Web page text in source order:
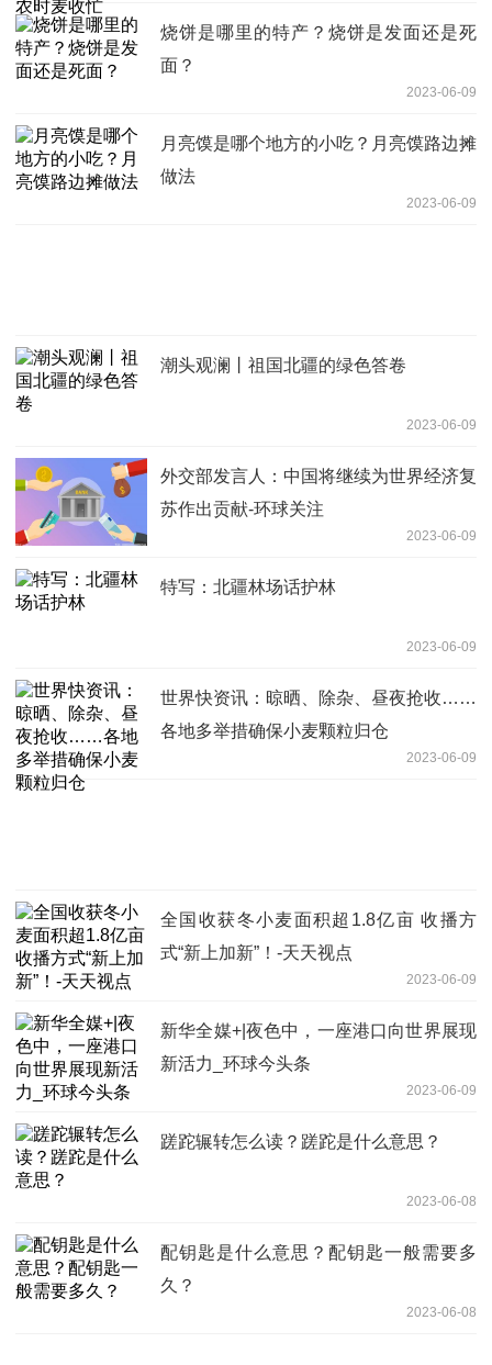
烧饼是哪里的特产？烧饼是发面还是死
面？
2023-06-09
月亮馍是哪个地方的小吃？月亮馍路边摊
做法
2023-06-09
潮头观澜丨祖国北疆的绿色答卷
2023-06-09
外交部发言人：中国将继续为世界经济复
苏作出贡献-环球关注
2023-06-09
特写：北疆林场话护林
2023-06-09
世界快资讯：晾晒、除杂、昼夜抢收……
各地多举措确保小麦颗粒归仓
2023-06-09
全国收获冬小麦面积超1.8亿亩 收播方
式“新上加新”！-天天视点
2023-06-09
新华全媒+|夜色中，一座港口向世界展现
新活力_环球今头条
2023-06-09
蹉跎辗转怎么读？蹉跎是什么意思？
2023-06-08
配钥匙是什么意思？配钥匙一般需要多
久？
2023-06-08